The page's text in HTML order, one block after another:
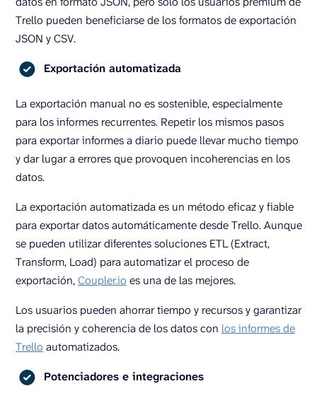
Trello pueden beneficiarse de los formatos de exportación
JSON y CSV.
Exportación automatizada
La exportación manual no es sostenible, especialmente
para los informes recurrentes. Repetir los mismos pasos
para exportar informes a diario puede llevar mucho tiempo
y dar lugar a errores que provoquen incoherencias en los
datos.
La exportación automatizada es un método eficaz y fiable
para exportar datos automáticamente desde Trello. Aunque
se pueden utilizar diferentes soluciones ETL (Extract,
Transform, Load) para automatizar el proceso de
exportación,Coupler.io es una de las mejores.
Los usuarios pueden ahorrar tiempo y recursos y garantizar
la precisión y coherencia de los datos con los informes de
Trello automatizados.
Potenciadores e integraciones